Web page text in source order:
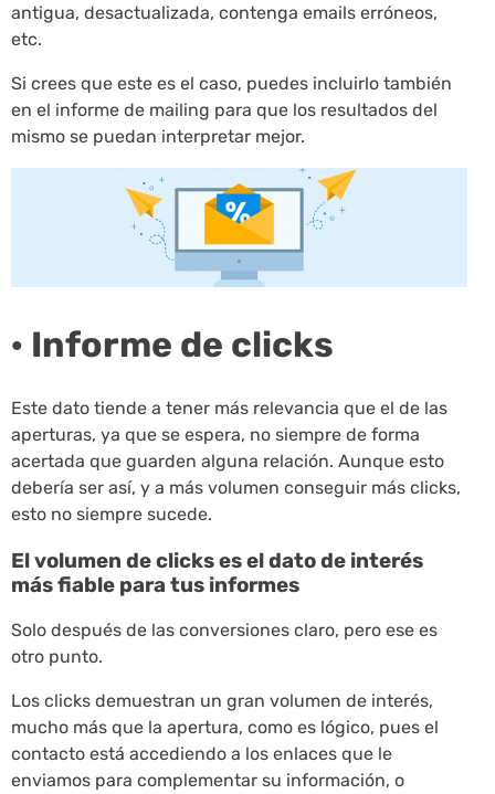
antigua, desactualizada, contenga emails erróneos,
etc.
Si crees que este es el caso, puedes incluirlo también
en el informe de mailing para que los resultados del
mismo se puedan interpretar mejor.
· Informe de clicks
Este dato tiende a tener más relevancia que el de las
aperturas, ya que se espera, no siempre de forma
acertada que guarden alguna relación. Aunque esto
debería ser así, y a más volumen conseguir más clicks,
esto no siempre sucede.
El volumen de clicks es el dato de interés
más fiable para tus informes
Solo después de las conversiones claro, pero ese es
otro punto.
Los clicks demuestran un gran volumen de interés,
mucho más que la apertura, como es lógico, pues el
contacto está accediendo a los enlaces que le
enviamos para complementar su información, o